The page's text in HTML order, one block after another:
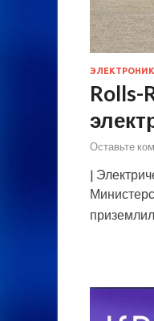
Rolls-
Оставьте
|